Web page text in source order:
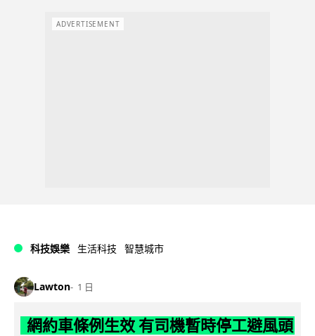
ADVERTISEMENT
科技娛樂 生活科技 智慧城市
Lawton 1 日
網約車條例生效 有司機暫時停工避風頭